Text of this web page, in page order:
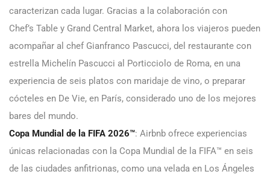
caracterizan cada lugar. Gracias a la colaboración con
Chef’s Table y Grand Central Market, ahora los viajeros pueden
acompañar al chef Gianfranco Pascucci, del restaurante con
estrella Michelín Pascucci al Porticciolo de Roma, en una
experiencia de seis platos con maridaje de vino, o preparar
cócteles en De Vie, en París, considerado uno de los mejores
bares del mundo.
Copa Mundial de la FIFA 2026™: Airbnb ofrece experiencias
únicas relacionadas con la Copa Mundial de la FIFA™ en seis
de las ciudades anfitrionas, como una velada en Los Ángeles